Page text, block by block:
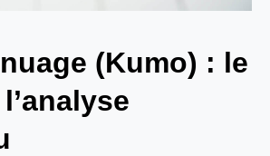
(Kumo) : le